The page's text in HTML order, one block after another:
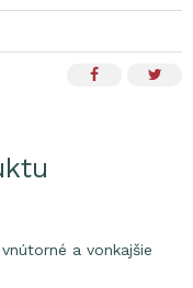
a vonkajšie